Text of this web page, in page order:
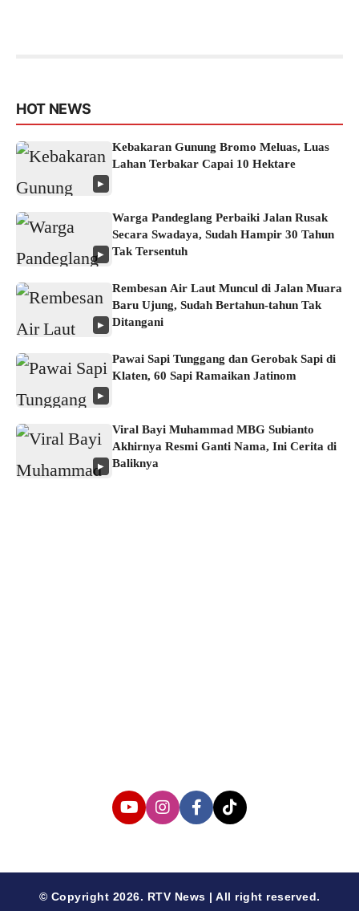
HOT NEWS
▶
Kebakaran Gunung Bromo Meluas, Luas
Lahan Terbakar Capai 10 Hektare
▶
Warga Pandeglang Perbaiki Jalan Rusak
Secara Swadaya, Sudah Hampir 30 Tahun
Tak Tersentuh
▶
Rembesan Air Laut Muncul di Jalan Muara
Baru Ujung, Sudah Bertahun-tahun Tak
Ditangani
▶
Pawai Sapi Tunggang dan Gerobak Sapi di
Klaten, 60 Sapi Ramaikan Jatinom
▶
Viral Bayi Muhammad MBG Subianto
Akhirnya Resmi Ganti Nama, Ini Cerita di
Baliknya
© Copyright 2026. RTV News | All right reserved.